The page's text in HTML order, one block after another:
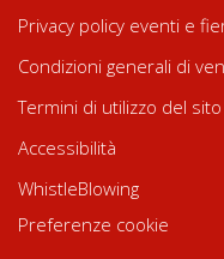
Privacy policy eventi e
Condizioni generali di
Termini di utilizzo del sito
Accessibilità
WhistleBlowing
Preferenze cookie